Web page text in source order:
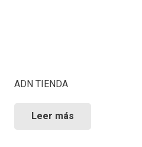
ADN TIENDA
Leer más